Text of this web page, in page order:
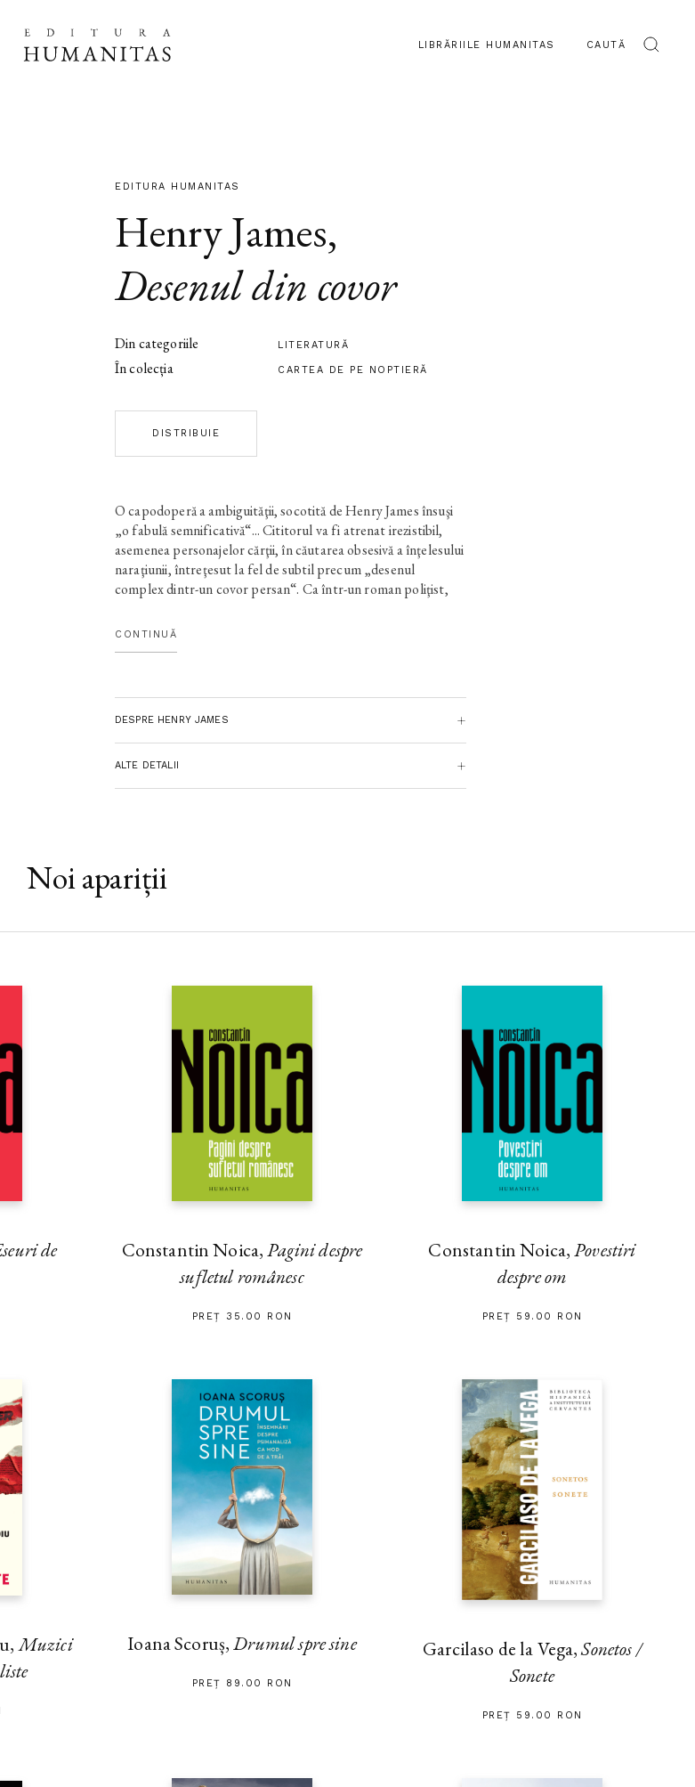
LIBRĂRIILE HUMANITAS CAUTĂ
EDITURA HUMANITAS
Henry James,
Desenul din covor
Din categoriile LITERATURĂ
În colecția CARTEA DE PE NOPTIERĂ
DISTRIBUIE
O capodoperă a ambiguităţii, socotită de Henry James însuşi
„o fabulă semnificativă“... Cititorul va fi atrenat irezistibil,
asemenea personajelor cărţii, în căutarea obsesivă a înţelesului
naraţiunii, întreţesut la fel de subtil precum „desenul
complex dintr-un covor persan“. Ca într-un roman poliţist,
care adâncesc şi mai mult misterul. Ce-l motivează pe un
scriitor să scrie? Care e Ideea, „planul superb“ al construcţiei
CONTINUĂ
DESPRE HENRY JAMES
ALTE DETALII
Noi apariții
de
Constantin Noica,Pagini despre
sufletul românesc
PREȚ 35.00 RON
Constantin Noica,Povestiri
despre om
PREȚ 59.00 RON
Muzici
Ioana Scoruș,Drumul spre sine
PREȚ 89.00 RON
Garcilaso de la Vega,Sonetos /
Sonete
PREȚ 59.00 RON